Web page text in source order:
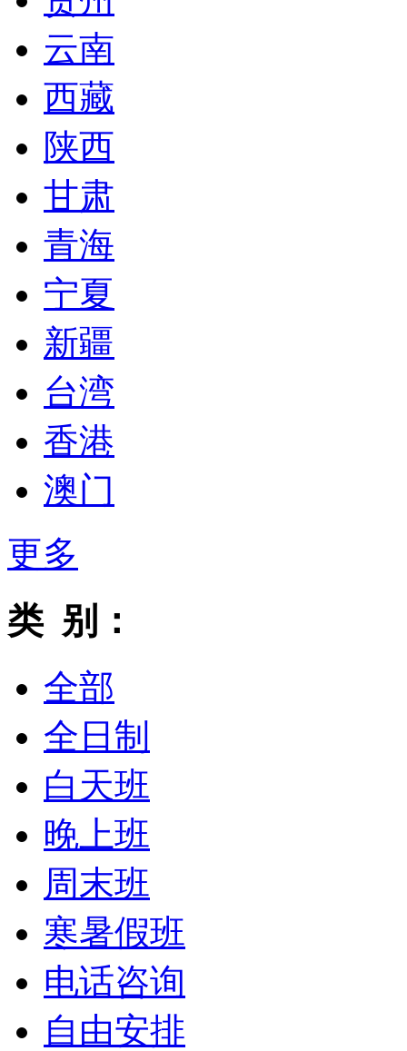
云南
西藏
陕西
甘肃
青海
宁夏
新疆
台湾
香港
澳门
更多
类 别：
全部
全日制
白天班
晚上班
周末班
寒暑假班
电话咨询
自由安排